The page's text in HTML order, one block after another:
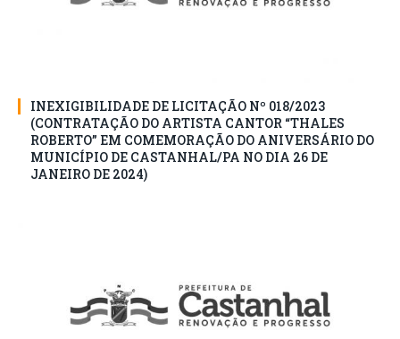
INEXIGIBILIDADE DE LICITAÇÃO Nº 018/2023
(CONTRATAÇÃO DO ARTISTA CANTOR “THALES
ROBERTO” EM COMEMORAÇÃO DO ANIVERSÁRIO DO
MUNICÍPIO DE CASTANHAL/PA NO DIA 26 DE
JANEIRO DE 2024)